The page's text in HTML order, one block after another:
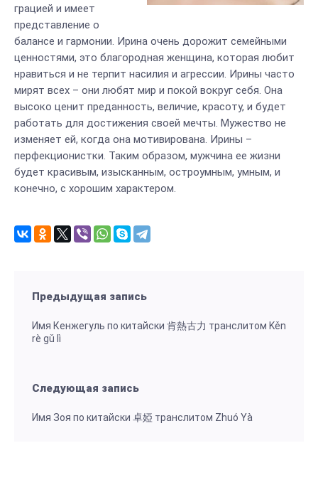
грацией и имеет
представление о
балансе и гармонии. Ирина очень дорожит семейными
ценностями, это благородная женщина, которая любит
нравиться и не терпит насилия и агрессии. Ирины часто
мирят всех – они любят мир и покой вокруг себя. Она
высоко ценит преданность, величие, красоту, и будет
работать для достижения своей мечты. Мужество не
изменяет ей, когда она мотивирована. Ирины –
перфекционистки. Таким образом, мужчина ее жизни
будет красивым, изысканным, остроумным, умным, и
конечно, с хорошим характером.
Предыдущая запись
Имя Кенжегуль по китайски 肯熱古力 транслитом Kěn
rè gǔ lì
Следующая запись
Имя Зоя по китайски 卓婭 транслитом Zhuó Yà